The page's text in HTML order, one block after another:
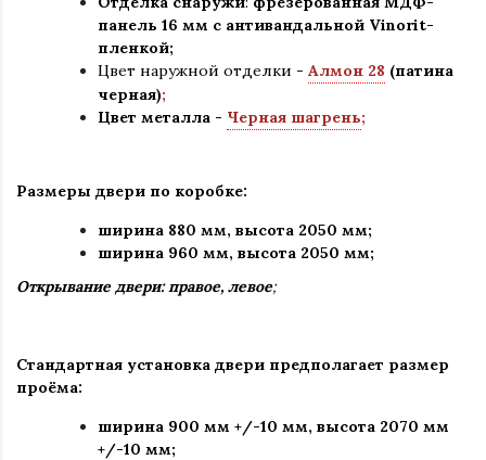
панель 16 мм с антивандальной Vinorit-
пленкой;
Цвет наружной отделки - Алмон 28 (патина
черная);
Цвет металла - Черная шагрень;
Размеры двери по коробке:
ширина 880 мм, высота 2050 мм;
ширина 960 мм, высота 2050 мм;
Открывание двери: правое, левое;
Стандартная установка двери предполагает размер
проёма:
ширина 900 мм +/-10 мм, высота 2070 мм
+/-10 мм;